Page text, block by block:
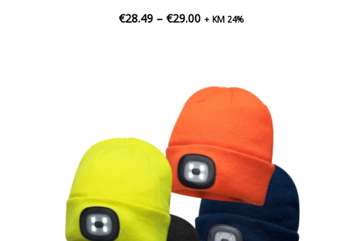
€28.49 – €29.00Hinnavahemik:
€29.00
+ KM 24%